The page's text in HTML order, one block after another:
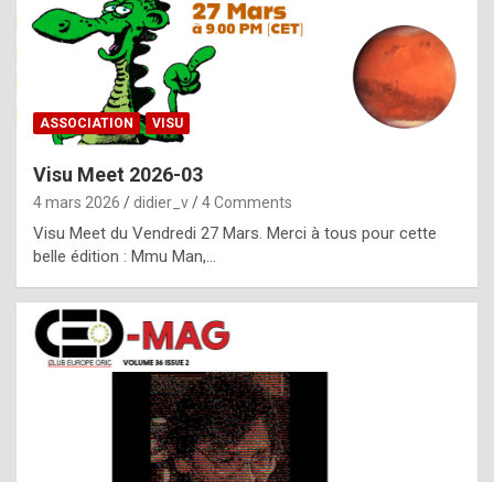
o
p
l
c
h
i
s
t
ASSOCIATION VISU
Visu Meet 2026-03
4 mars 2026 didier_v 4 Comments
Visu Meet du Vendredi 27 Mars. Merci à tous pour cette
belle édition : Mmu Man,…